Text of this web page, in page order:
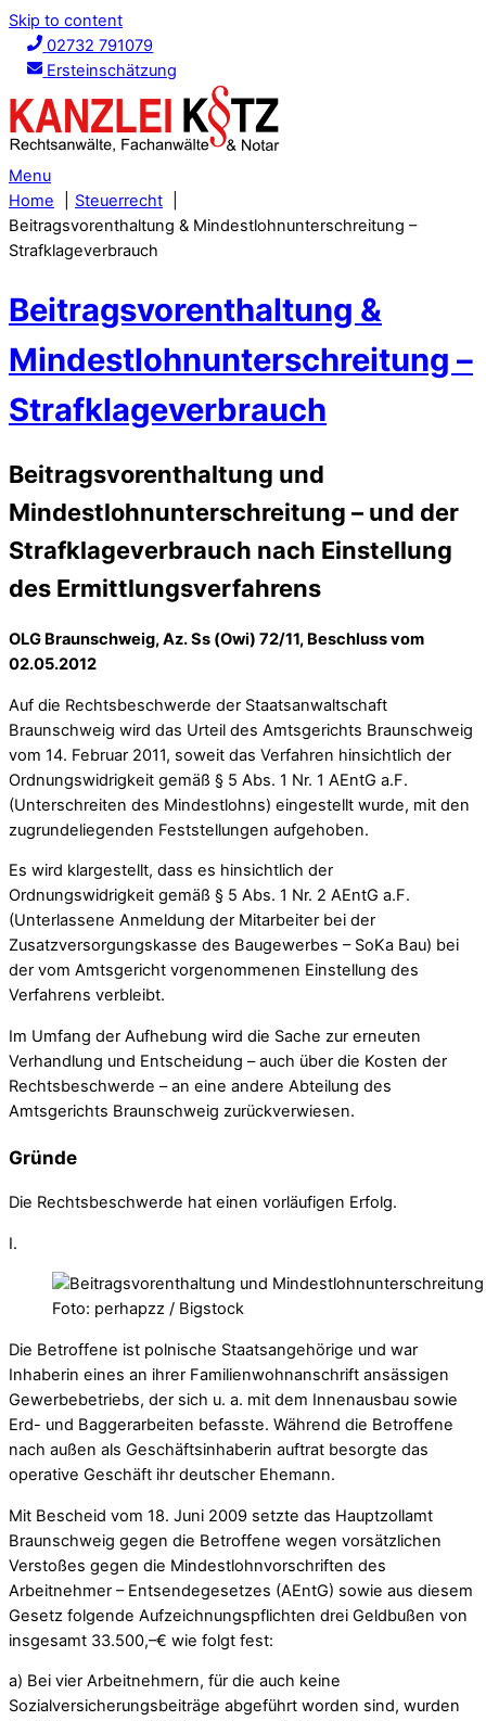
Skip to content
02732 791079
Ersteinschätzung
Menu
Home
Steuerrecht
Beitragsvorenthaltung & Mindestlohnunterschreitung –
Strafklageverbrauch
Beitragsvorenthaltung &
Mindestlohnunterschreitung –
Strafklageverbrauch
Beitragsvorenthaltung und
Mindestlohnunterschreitung – und der
Strafklageverbrauch nach Einstellung
des Ermittlungsverfahrens
OLG Braunschweig, Az. Ss (Owi) 72/11, Beschluss vom
02.05.2012
Auf die Rechtsbeschwerde der Staatsanwaltschaft
Braunschweig wird das Urteil des Amtsgerichts Braunschweig
vom 14. Februar 2011, soweit das Verfahren hinsichtlich der
Ordnungswidrigkeit gemäß § 5 Abs. 1 Nr. 1 AEntG a.F.
(Unterschreiten des Mindestlohns) eingestellt wurde, mit den
zugrundeliegenden Feststellungen aufgehoben.
Es wird klargestellt, dass es hinsichtlich der
Ordnungswidrigkeit gemäß § 5 Abs. 1 Nr. 2 AEntG a.F.
(Unterlassene Anmeldung der Mitarbeiter bei der
Zusatzversorgungskasse des Baugewerbes – SoKa Bau) bei
der vom Amtsgericht vorgenommenen Einstellung des
Verfahrens verbleibt.
Im Umfang der Aufhebung wird die Sache zur erneuten
Verhandlung und Entscheidung – auch über die Kosten der
Rechtsbeschwerde – an eine andere Abteilung des
Amtsgerichts Braunschweig zurückverwiesen.
Gründe
Die Rechtsbeschwerde hat einen vorläufigen Erfolg.
I.
Foto: perhapzz / Bigstock
Die Betroffene ist polnische Staatsangehörige und war
Inhaberin eines an ihrer Familienwohnanschrift ansässigen
Gewerbebetriebs, der sich u. a. mit dem Innenausbau sowie
Erd- und Baggerarbeiten befasste. Während die Betroffene
nach außen als Geschäftsinhaberin auftrat besorgte das
operative Geschäft ihr deutscher Ehemann.
Mit Bescheid vom 18. Juni 2009 setzte das Hauptzollamt
Braunschweig gegen die Betroffene wegen vorsätzlichen
Verstoßes gegen die Mindestlohnvorschriften des
Arbeitnehmer – Entsendegesetzes (AEntG) sowie aus diesem
Gesetz folgende Aufzeichnungspflichten drei Geldbußen von
insgesamt 33.500,–€ wie folgt fest:
a) Bei vier Arbeitnehmern, für die auch keine
Sozialversicherungsbeiträge abgeführt worden sind, wurden